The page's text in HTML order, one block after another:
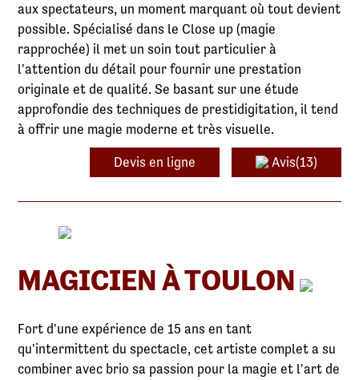
aux spectateurs, un moment marquant où tout devient
possible. Spécialisé dans le Close up (magie
rapprochée) il met un soin tout particulier à
l'attention du détail pour fournir une prestation
originale et de qualité. Se basant sur une étude
approfondie des techniques de prestidigitation, il tend
à offrir une magie moderne et très visuelle.
Devis en ligne Avis(13)
MAGICIEN À TOULON
Fort d'une expérience de 15 ans en tant
qu'intermittent du spectacle, cet artiste complet a su
combiner avec brio sa passion pour la magie et l'art de